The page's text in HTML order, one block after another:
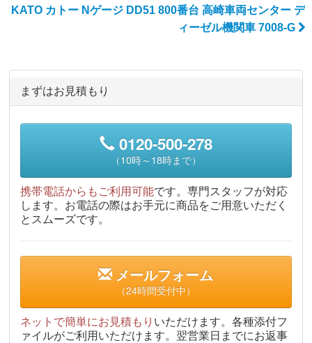
KATO カトー Nゲージ DD51 800番台 高崎車両センター デ
ィーゼル機関車 7008-G
まずはお見積もり
0120-500-278
（10時～18時まで）
携帯電話からもご利用可能です。専門スタッフが対応
します。お電話の際はお手元に商品をご用意いただく
とスムーズです。
メールフォーム
（24時間受付中）
ネットで簡単にお見積もり いただけます。各種添付フ
ァイルがご利用いただけます。翌営業日までにお返事